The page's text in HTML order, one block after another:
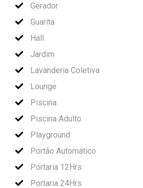
Gerador
Guarita
Hall
Jardim
Lavanderia Coletiva
Lounge
Piscina
Piscina Adulto
Playground
Portão Automático
Portaria 12Hrs
Portaria 24Hrs